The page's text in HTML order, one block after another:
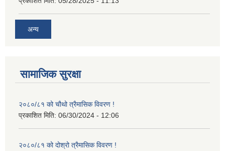
अन्य
सामाजिक सुरक्षा
२०८०/८१ को चौथो त्रैमासिक विवरण !
प्रकाशित मिति: 06/30/2024 - 12:06
२०८०/८१ को दोश्रो त्रैमासिक विवरण !